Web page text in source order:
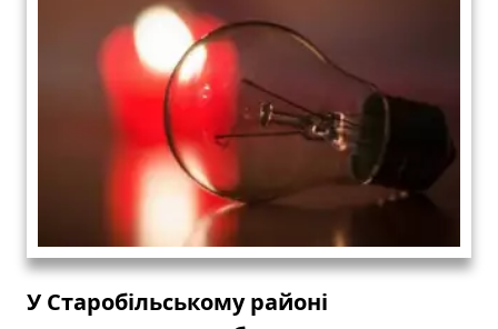
У Старобільському районі